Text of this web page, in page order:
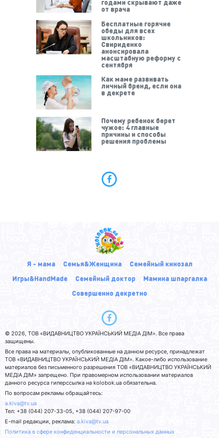
годами скрывают даже
от врача
Бесплатные горячие
обеды для всех
школьников:
Свириденко
анонсировала
масштабную реформу с
сентября
Как маме развивать
личный бренд, если она
в декрете
Почему ребенок берет
чужое: 4 главные
причины и способы
решения проблемы
Я - мама Семья&Женщина
Семейный кинозал
Игры&HandMade
Семейный доктор
Мамина шпаргалка
Совершенно декретно
© 2026, ТОВ «ВИДАВНИЦТВО УКРАЇНСЬКИЙ МЕДІА ДІМ». Все права
защищены.
Все права на материалы, опубликованные на данном ресурсе, принадлежат
ТОВ «ВИДАВНИЦТВО УКРАЇНСЬКИЙ МЕДІА ДІМ». Какое-либо использование
материалов без письменного разрешения ТОВ «ВИДАВНИЦТВО УКРАЇНСЬКИЙ
МЕДІА ДІМ» запрещено. При правомерном использовании материалов
данного ресурса гиперссылка на kolobok.ua обязательна.
По вопросам рекламы обращайтесь:
a.kiva@tv.ua
Тел: +38 (044) 207-33-05, +38 (044) 207-97-00
E-mail редакции, реклама: a.kiva@tv.ua
Политика в сфере конфиденциальности и персональных данных